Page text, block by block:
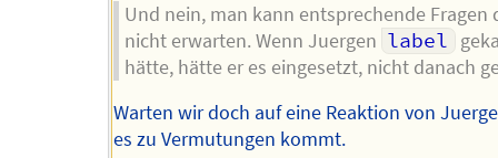
Und nein, man kann entsprechende Fragen
nicht erwarten. Wenn Juergen label
hätte, hätte er es eingesetzt, nicht danach
Warten wir doch auf eine Reaktion von
es zu Vermutungen kommt.